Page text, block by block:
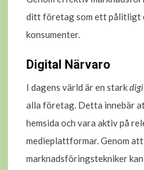
ditt företag som ett pålitligt
konsumenter.
Digital Närvaro
I dagens värld är en stark
alla företag. Detta innebär
hemsida och vara aktiv på
medieplattformar. Genom
marknadsföringstekniker